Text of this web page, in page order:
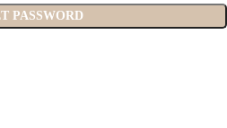
PASSWORD